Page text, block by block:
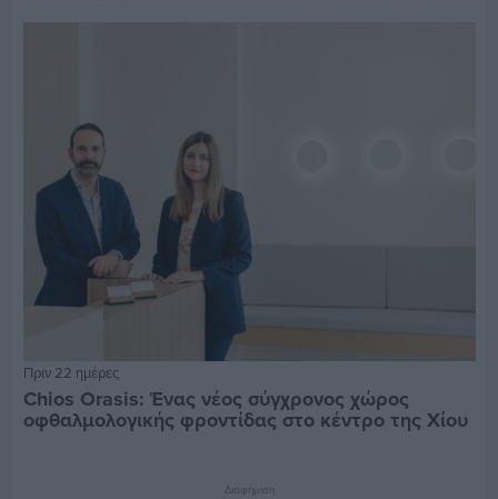
Πριν 22 ημέρες
Chios Orasis: Ένας νέος σύγχρονος χώρος
οφθαλμολογικής φροντίδας στο κέντρο της Χίου
Διαφήμιση